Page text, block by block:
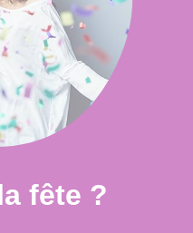
fête ?